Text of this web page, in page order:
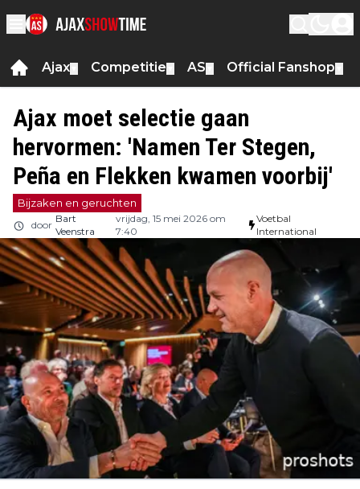
Ajax Competitie AS Official Fanshop
Ajax moet selectie gaan
hervormen: 'Namen Ter Stegen,
Peña en Flekken kwamen voorbij'
Bijzaken en geruchten
door
Bart
Veenstra
vrijdag, 15 mei 2026 om
7:40
Voetbal
International